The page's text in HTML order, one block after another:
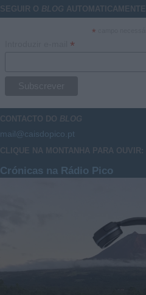
SEGUIR O BLOG AUTOMATICAMENTE
*
*
CONTACTO DO BLOG
mail@caisdopico.pt
CLIQUE NA MONTANHA PARA OUVIR:
Crónicas na Rádio Pico